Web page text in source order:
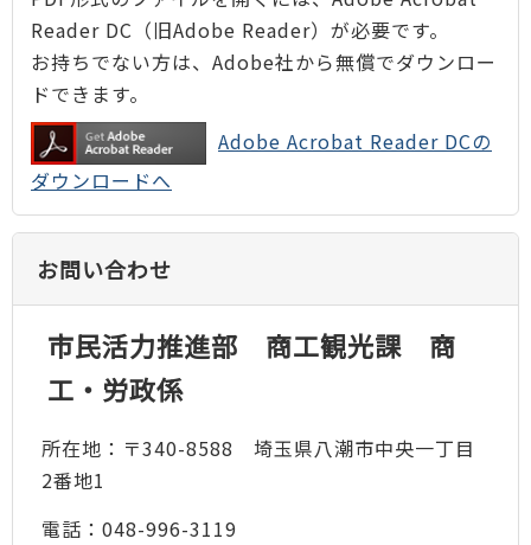
Reader DC（旧Adobe Reader）が必要です。
お持ちでない方は、Adobe社から無償でダウンロー
ドできます。
Adobe Acrobat Reader DCの
ダウンロードへ
お問い合わせ
市民活力推進部 商工観光課 商
工・労政係
所在地：〒340-8588 埼玉県八潮市中央一丁目
2番地1
電話：048-996-3119